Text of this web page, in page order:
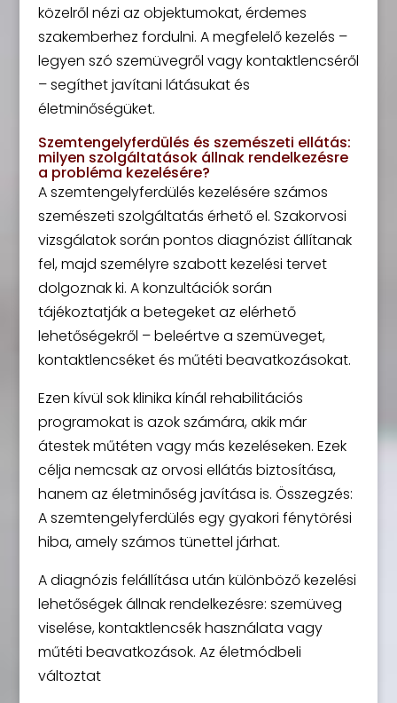
közelről nézi az objektumokat, érdemes
szakemberhez fordulni. A megfelelő kezelés –
legyen szó szemüvegről vagy kontaktlencséről
– segíthet javítani látásukat és
életminőségüket.
Szemtengelyferdülés és szemészeti ellátás:
milyen szolgáltatások állnak rendelkezésre
a probléma kezelésére?
A szemtengelyferdülés kezelésére számos
szemészeti szolgáltatás érhető el. Szakorvosi
vizsgálatok során pontos diagnózist állítanak
fel, majd személyre szabott kezelési tervet
dolgoznak ki. A konzultációk során
tájékoztatják a betegeket az elérhető
lehetőségekről – beleértve a szemüveget,
kontaktlencséket és műtéti beavatkozásokat.
Ezen kívül sok klinika kínál rehabilitációs
programokat is azok számára, akik már
átestek műtéten vagy más kezeléseken. Ezek
célja nemcsak az orvosi ellátás biztosítása,
hanem az életminőség javítása is. Összegzés:
A szemtengelyferdülés egy gyakori fénytörési
hiba, amely számos tünettel járhat.
A diagnózis felállítása után különböző kezelési
lehetőségek állnak rendelkezésre: szemüveg
viselése, kontaktlencsék használata vagy
műtéti beavatkozások. Az életmódbeli
változtat